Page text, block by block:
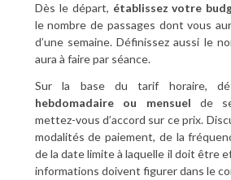
Dès le départ, établissez votre
le nombre de passages dont vous
d’une semaine. Définissez aussi le
aura à faire par séance.
Sur la base du tarif horaire,
hebdomadaire ou mensuel de
mettez-vous d’accord sur ce prix.
modalités de paiement, de la
de la date limite à laquelle il doit être
informations doivent figurer dans le